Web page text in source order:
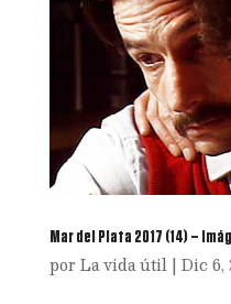
Mar del Plata 2017 (14) –
por La vida útil| Dic 6,